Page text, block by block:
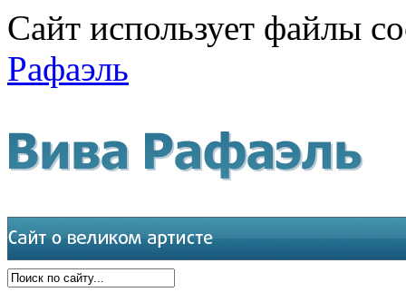
Сайт использует файлы
Рафаэль